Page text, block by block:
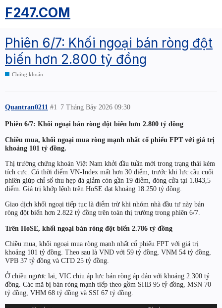
F247.COM
Phiên 6/7: Khối ngoại bán ròng đột
biến hơn 2.800 tỷ đồng
Chứng khoán
Quantran0211 7 Tháng Bảy 2026 09:30
#1
Phiên 6/7: Khối ngoại bán ròng đột biến hơn 2.800 tỷ đồng
Chiều mua, khối ngoại mua ròng mạnh nhất cổ phiếu FPT với giá trị
khoảng 101 tỷ đồng.
Thị trường chứng khoán Việt Nam khởi đầu tuần mới trong trạng thái kém
tích cực. Có thời điểm VN-Index mất hơn 30 điểm, trước khi lực cầu cuối
phiên giúp chỉ số thu hẹp đà giảm còn gần 19 điểm, đóng cửa tại 1.843,5
điểm. Giá trị khớp lệnh trên HoSE đạt khoảng 18.250 tỷ đồng.
Giao dịch khối ngoại tiếp tục là điểm trừ khi nhóm nhà đầu tư này bán
ròng đột biến hơn 2.822 tỷ đồng trên toàn thị trường trong phiên 6/7.
Trên HoSE, khối ngoại bán ròng đột biến 2.786 tỷ đồng
Chiều mua, khối ngoại mua ròng mạnh nhất cổ phiếu FPT với giá trị
khoảng 101 tỷ đồng. Theo sau là VND với 59 tỷ đồng, VNM 54 tỷ đồng,
VPB 37 tỷ đồng và CTD 25 tỷ đồng.
Ở chiều ngược lại, VIC chịu áp lực bán ròng áp đảo với khoảng 2.300 tỷ
đồng. Các mã bị bán ròng mạnh tiếp theo gồm SHB 95 tỷ đồng, MSN 70
tỷ đồng, VHM 68 tỷ đồng và SSI 67 tỷ đồng.